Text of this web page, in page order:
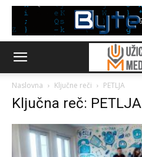
Naslovna Ključne reči PETLJA
Ključna reč: PETLJA